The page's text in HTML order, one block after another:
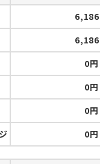
0円
0円
0円
0円